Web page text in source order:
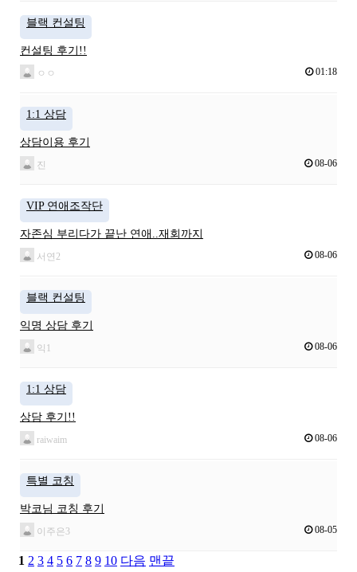
블랙 컨설팅
컨설팅 후기!!
ㅇㅇ 01:18
1:1 상담
상담이용 후기
진 08-06
VIP 연애조작단
자존심 부리다가 끝난 연애..재회까지
서연2 08-06
블랙 컨설팅
익명 상담 후기
익1 08-06
1:1 상담
상담 후기!!
raiwaim 08-06
특별 코칭
박코님 코칭 후기
이주은3 08-05
1 2 3 4 5 6 7 8 9 10 다음 맨끝